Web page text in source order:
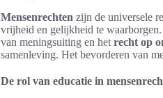
Mensenrechten zijn de universele
vrijheid en gelijkheid te
van meningsuiting en het recht op
samenleving. Het bevorderen van
De rol van educatie in